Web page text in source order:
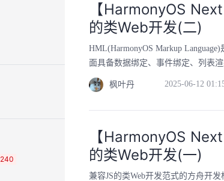
240
【HarmonyOS
的类Web开发(二)
HML(HarmonyOS Markup
面具备数据绑定、事件绑定、列表
枫叶丹 2025-06-12
【HarmonyOS
的类Web开发(一)
兼容JS的类Web开发范式的方舟开